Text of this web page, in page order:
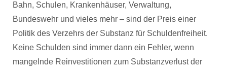
Bahn, Schulen, Krankenhäuser, Verwaltung,
Bundeswehr und vieles mehr – sind der Preis einer
Politik des Verzehrs der Substanz für Schuldenfreiheit.
Keine Schulden sind immer dann ein Fehler, wenn
mangelnde Reinvestitionen zum Substanzverlust der